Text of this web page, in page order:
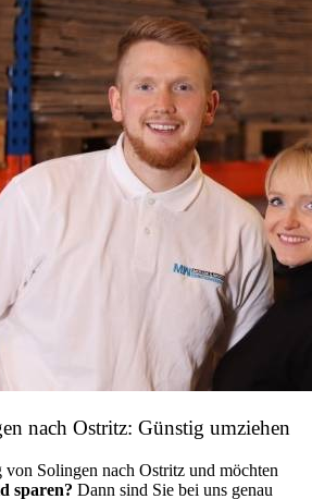
nach Ostritz: Günstig umziehen
von Solingen nach Ostritz und möchten
sparen? Dann sind Sie bei uns genau